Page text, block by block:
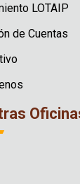
LOTAIP
de Cuentas